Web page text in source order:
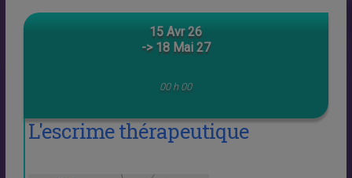
15 Avr 26
-> 18 Mai 27
00 h 00
L'escrime thérapeutique